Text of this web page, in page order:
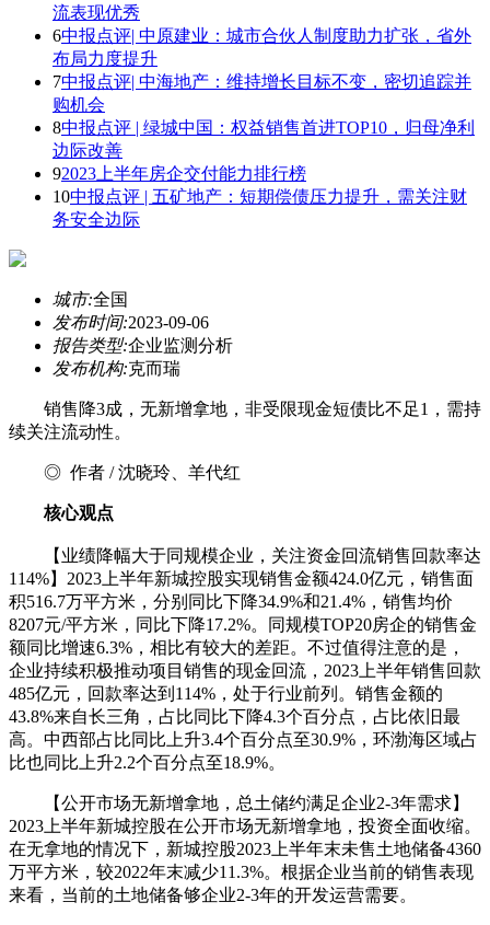
流表现优秀
6中报点评| 中原建业：城市合伙人制度助力扩张，省外
布局力度提升
7中报点评| 中海地产：维持增长目标不变，密切追踪并
购机会
8中报点评 | 绿城中国：权益销售首进TOP10，归母净利
边际改善
92023上半年房企交付能力排行榜
10中报点评 | 五矿地产：短期偿债压力提升，需关注财
务安全边际
城市:全国
发布时间:2023-09-06
报告类型:企业监测分析
发布机构:克而瑞
销售降3成，无新增拿地，非受限现金短债比不足1，需持
续关注流动性。
◎ 作者 / 沈晓玲、羊代红
核心观点
【业绩降幅大于同规模企业，关注资金回流销售回款率达
114%】2023上半年新城控股实现销售金额424.0亿元，销售面
积516.7万平方米，分别同比下降34.9%和21.4%，销售均价
8207元/平方米，同比下降17.2%。同规模TOP20房企的销售金
额同比增速6.3%，相比有较大的差距。不过值得注意的是，
企业持续积极推动项目销售的现金回流，2023上半年销售回款
485亿元，回款率达到114%，处于行业前列。销售金额的
43.8%来自长三角，占比同比下降4.3个百分点，占比依旧最
高。中西部占比同比上升3.4个百分点至30.9%，环渤海区域占
比也同比上升2.2个百分点至18.9%。
【公开市场无新增拿地，总土储约满足企业2-3年需求】
2023上半年新城控股在公开市场无新增拿地，投资全面收缩。
在无拿地的情况下，新城控股2023上半年末未售土地储备4360
万平方米，较2022年末减少11.3%。根据企业当前的销售表现
来看，当前的土地储备够企业2-3年的开发运营需要。